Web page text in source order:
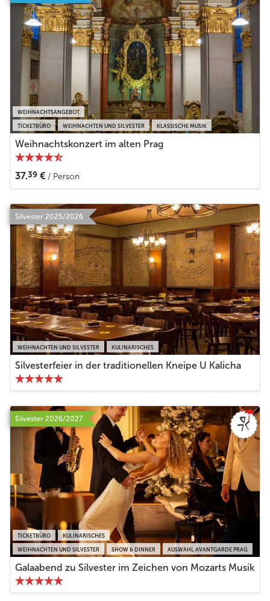
TICKETBÜRO WEIHNACHTEN UND SILVESTER KLASSISCHE MUSIK
WEIHNACHTSANGEBOT
Weihnachtskonzert im alten Prag
37.39 € / Person
Silvester 2025/2026
WEIHNACHTEN UND SILVESTER KULINARISCHES
Silvesterfeier in der traditionellen Kneipe U Kalicha
Silvester 2026/2027
WEIHNACHTEN UND SILVESTER SHOW & DINNER AUSWAHL AVANTGARDE PRAG
TICKETBÜRO KULINARISCHES
Galaabend zu Silvester im Zeichen von Mozarts Musik